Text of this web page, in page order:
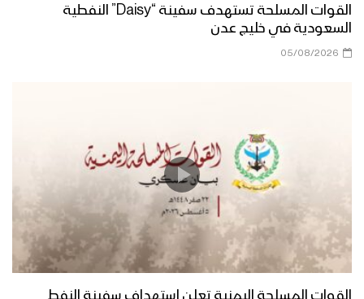
السعودي أثناء محاولتهم الفرار – تنكيل
بلاستيك يا أمريكا بلاستيك – ثبات
المجاهدين ومعنوياتهم رغم الغارات
الهستيرية – تنكيل
إحراق آليات الجيش السعودي بعيارات نارية
– تنكيل
القوات المسلحة تستهدف سفينة “Daisy” النفطية
السعودية في خليج عدن
05/08/2026
القوات المسلحة اليمنية تعلن استهداف سفينة النفط